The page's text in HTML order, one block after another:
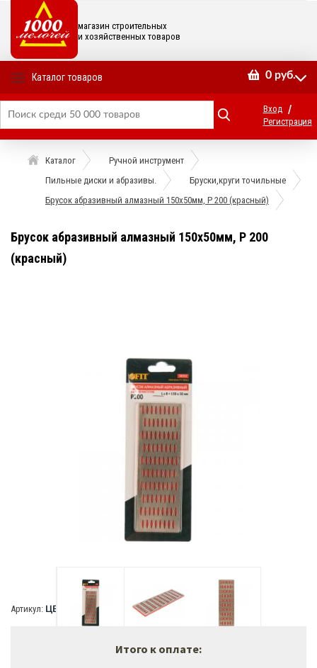
магазин строительных
и хозяйственных товаров
Каталог товаров 0 руб.
Вход /
Регистрация
Каталог
Ручной инструмент
Пильные диски и абразивы.
Бруски,круги точильные
Брусок абразивный алмазный 150х50мм, Р 200 (красный)
Брусок абразивный алмазный 150х50мм, Р 200
(красный)
Артикул: ЦБ-00152524 В наличии: скоро закончится
Итого к оплате: